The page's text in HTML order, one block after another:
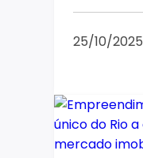
25/10/2025